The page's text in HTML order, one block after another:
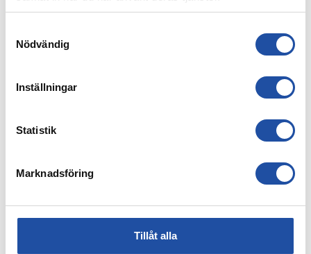
Nödvändig
Inställningar
Statistik
Marknadsföring
Tillåt alla
4 AUGUSTI, 2026
NÄTADE MOT DJURGÅRDEN